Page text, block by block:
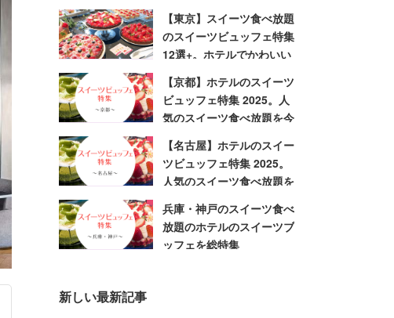
でかわいいスイーツを堪能
しよう
【東京】スイーツ食べ放題
のスイーツビュッフェ特集
12選+。ホテルでかわいい
スイーツを堪能しよう
【京都】ホテルのスイーツ
ビュッフェ特集 2025。人
気のスイーツ食べ放題を今
すぐ予約
【名古屋】ホテルのスイー
ツビュッフェ特集 2025。
人気のスイーツ食べ放題を
今すぐ予約
兵庫・神戸のスイーツ食べ
放題のホテルのスイーツブ
ッフェを総特集
新しい最新記事